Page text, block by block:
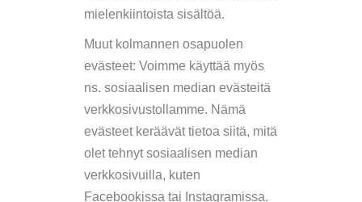
mielenkiintoista sisältöä.
Muut kolmannen osapuolen
evästeet: Voimme käyttää myös
ns. sosiaalisen median evästeitä
verkkosivustollamme. Nämä
evästeet keräävät tietoa siitä, mitä
olet tehnyt sosiaalisen median
verkkosivuilla, kuten
Facebookissa tai Instagramissa.